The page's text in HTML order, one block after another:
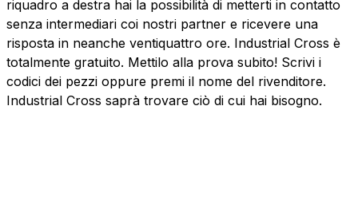
riquadro a destra hai la possibilità di metterti in contatto
senza intermediari coi nostri partner e ricevere una
risposta in neanche ventiquattro ore. Industrial Cross è
totalmente gratuito. Mettilo alla prova subito! Scrivi i
codici dei pezzi oppure premi il nome del rivenditore.
Industrial Cross saprà trovare ciò di cui hai bisogno.